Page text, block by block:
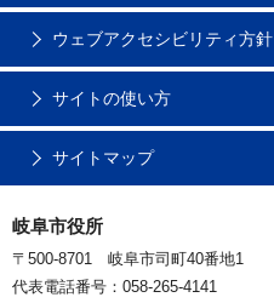
ウェブアクセシビリティ方針
サイトの使い方
サイトマップ
岐阜市役所
〒500-8701 岐阜市司町40番地1
代表電話番号：058-265-4141